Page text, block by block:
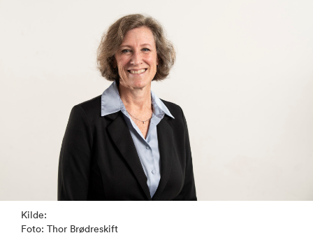
Kilde:
Foto: Thor Brødreskift